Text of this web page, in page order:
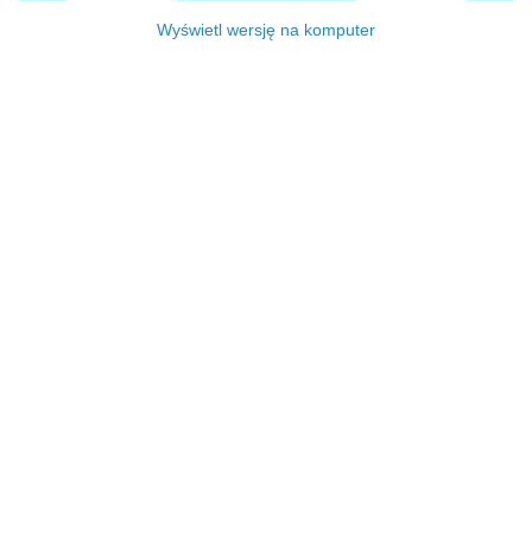
Wyświetl wersję na komputer